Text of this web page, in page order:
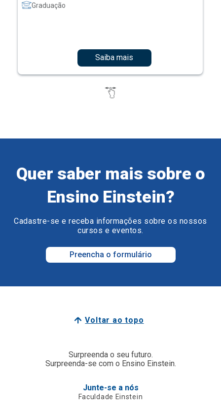
Graduação
Saiba mais
Quer saber mais sobre o
Ensino Einstein?
Cadastre-se e receba informações sobre os nossos
cursos e eventos.
Preencha o formulário
Voltar ao topo
Surpreenda o seu futuro.
Surpreenda-se com o Ensino Einstein.
Junte-se a nós
Faculdade Einstein